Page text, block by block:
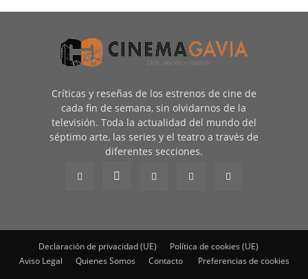
Críticas y reseñas de los estrenos de cine de
cada fin de semana, sin olvidarnos de la
televisión. Toda la actualidad del mundo del
séptimo arte, las series y el teatro a través de
diferentes secciones.
Declaración de privacidad (UE)
Política de cookies (UE)
Aviso Legal
Quienes Somos Contacto Preferencias de cookies